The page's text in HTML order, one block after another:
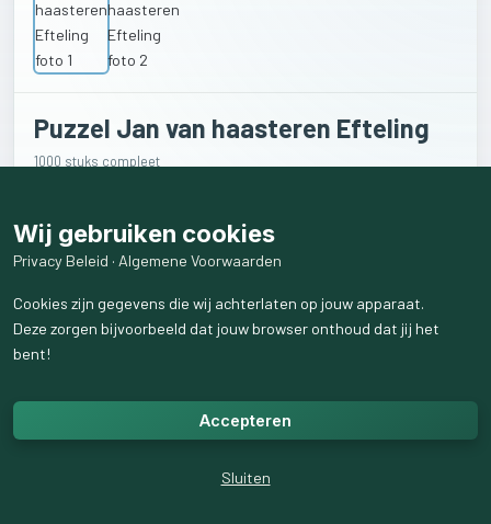
Puzzel Jan van haasteren Efteling
1000 stuks compleet
Verkoper
Elsbeth koppelman
15volgers
Wij gebruiken cookies
Privacy Beleid · Algemene Voorwaarden
Cookies zijn gegevens die wij achterlaten op jouw apparaat.
Deze zorgen bijvoorbeeld dat jouw browser onthoud dat jij het
bent!
Accepteren
Sluiten